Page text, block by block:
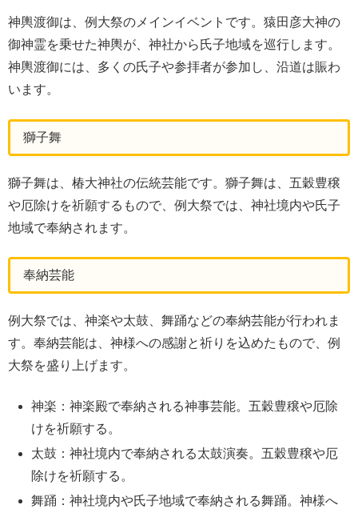
神輿渡御は、例大祭のメインイベントです。猿田彦大神の
御神霊を乗せた神輿が、神社から氏子地域を巡行します。
神輿渡御には、多くの氏子や参拝者が参加し、沿道は賑わ
います。
獅子舞
獅子舞は、椿大神社の伝統芸能です。獅子舞は、五穀豊穣
や厄除けを祈願するもので、例大祭では、神社境内や氏子
地域で奉納されます。
奉納芸能
例大祭では、神楽や太鼓、舞踊などの奉納芸能が行われま
す。奉納芸能は、神様への感謝と祈りを込めたもので、例
大祭を盛り上げます。
神楽：神楽殿で奉納される神事芸能。五穀豊穣や厄除
けを祈願する。
太鼓：神社境内で奉納される太鼓演奏。五穀豊穣や厄
除けを祈願する。
舞踊：神社境内や氏子地域で奉納される舞踊。神様へ